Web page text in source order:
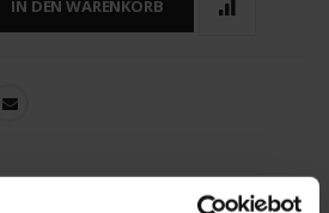
IN DEN WARENKORB